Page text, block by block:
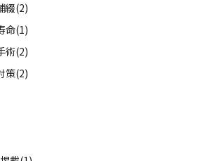
綴(2)
命(1)
術(2)
策(2)